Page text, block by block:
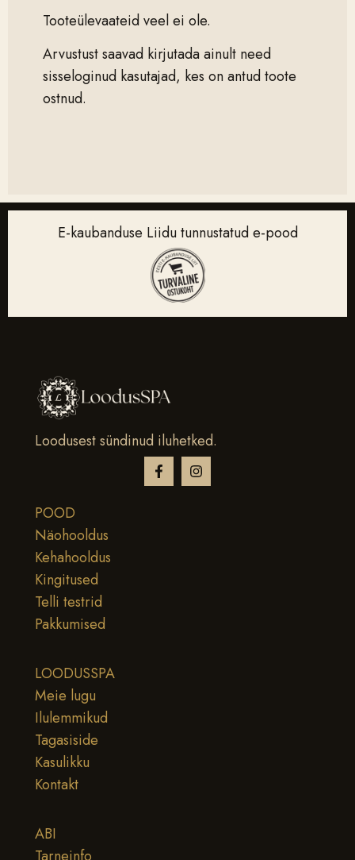
Tooteülevaateid veel ei ole.
Arvustust saavad kirjutada ainult need
sisseloginud kasutajad, kes on antud toote
ostnud.
E-kaubanduse Liidu tunnustatud e-pood
Loodusest sündinud iluhetked.
POOD
Näohooldus
Kehahooldus
Kingitused
Telli testrid
Pakkumised
LOODUSSPA
Meie lugu
Ilulemmikud
Tagasiside
Kasulikku
Kontakt
ABI